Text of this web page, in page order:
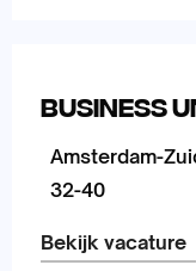
Business
Amsterdam-
32-40
Bekijk vacature